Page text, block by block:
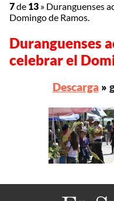
7de 13 » Duranguenses
Domingo de Ramos.
Duranguenses
celebrar el
Descarga»